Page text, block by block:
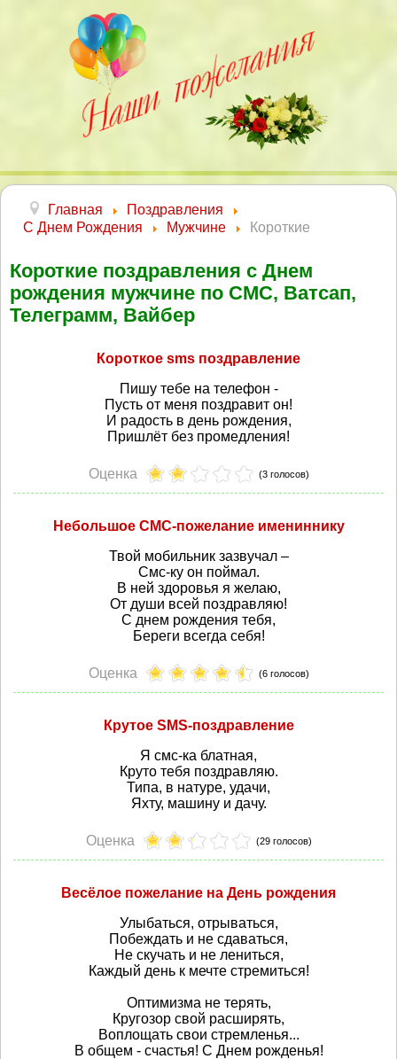
Главная
Поздравления
С Днем Рождения
Мужчине Короткие
Короткие поздравления с Днем
рождения мужчине по СМС, Ватсап,
Телеграмм, Вайбер
Короткое sms поздравление
Пишу тебе на телефон -
Пусть от меня поздравит он!
И радость в день рождения,
Пришлёт без промедления!
Оценка (3 голосов)
Небольшое СМС-пожелание имениннику
Твой мобильник зазвучал –
Смс-ку он поймал.
В ней здоровья я желаю,
От души всей поздравляю!
С днем рождения тебя,
Береги всегда себя!
Оценка (6 голосов)
Крутое SMS-поздравление
Я смс-ка блатная,
Круто тебя поздравляю.
Типа, в натуре, удачи,
Яхту, машину и дачу.
Оценка (29 голосов)
Весёлое пожелание на День рождения
Улыбаться, отрываться,
Побеждать и не сдаваться,
Не скучать и не лениться,
Каждый день к мечте стремиться!
Оптимизма не терять,
Кругозор свой расширять,
Воплощать свои стремленья...
В общем - счастья! С Днем рожденья!